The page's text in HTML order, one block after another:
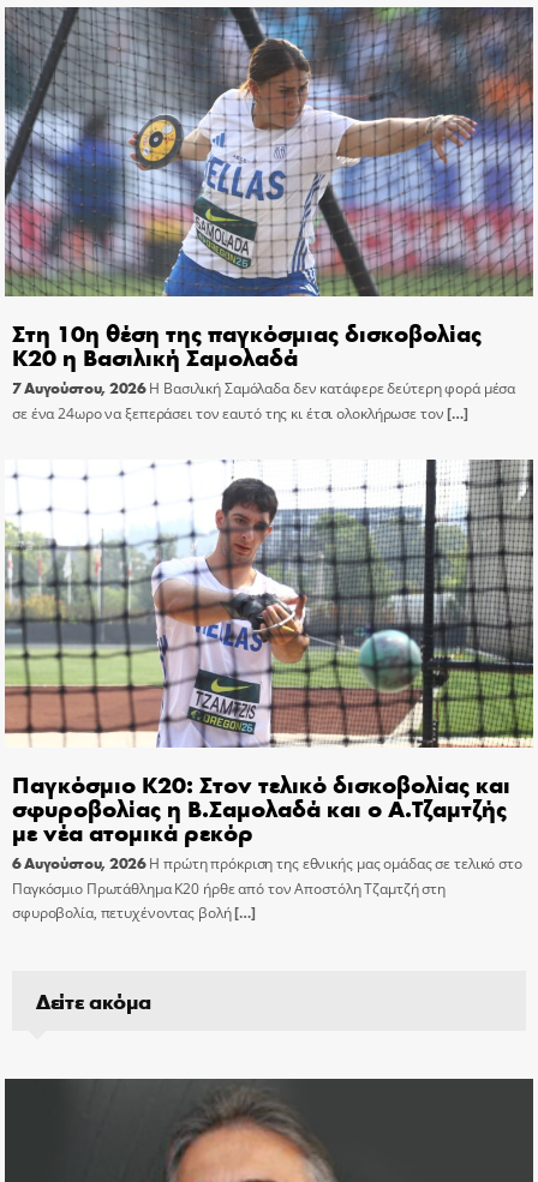
Στη 10η θέση της παγκόσμιας δισκοβολίας
Κ20 η Βασιλική Σαμολαδά
7 Αυγούστου, 2026 Η Βασιλική Σαμόλαδα δεν κατάφερε δεύτερη φορά μέσα
σε ένα 24ωρο να ξεπεράσει τον εαυτό της κι έτσι ολοκλήρωσε τον[…]
Παγκόσμιο Κ20: Στον τελικό δισκοβολίας και
σφυροβολίας η Β.Σαμολαδά και ο Α.Τζαμτζής
με νέα ατομικά ρεκόρ
6 Αυγούστου, 2026 Η πρώτη πρόκριση της εθνικής μας ομάδας σε τελικό στο
Παγκόσμιο Πρωτάθλημα Κ20 ήρθε από τον Αποστόλη Τζαμτζή στη
σφυροβολία, πετυχένοντας βολή[…]
Δείτε ακόμα